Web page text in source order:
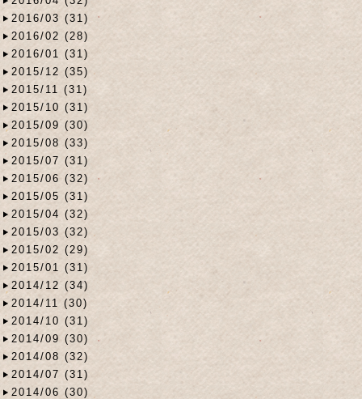
2016/03 (31)
2016/02 (28)
2016/01 (31)
2015/12 (35)
2015/11 (31)
2015/10 (31)
2015/09 (30)
2015/08 (33)
2015/07 (31)
2015/06 (32)
2015/05 (31)
2015/04 (32)
2015/03 (32)
2015/02 (29)
2015/01 (31)
2014/12 (34)
2014/11 (30)
2014/10 (31)
2014/09 (30)
2014/08 (32)
2014/07 (31)
2014/06 (30)